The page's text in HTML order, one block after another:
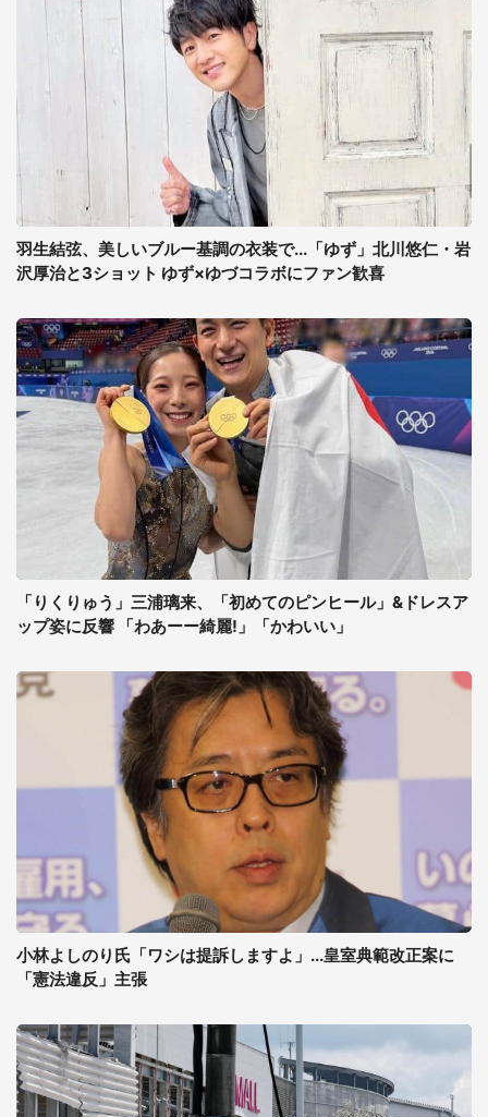
羽生結弦、美しいブルー基調の衣装で...「ゆず」北川悠仁・岩
沢厚治と3ショット ゆず×ゆづコラボにファン歓喜
「りくりゅう」三浦璃来、「初めてのピンヒール」&ドレスア
ップ姿に反響 「わあーー綺麗!」「かわいい」
小林よしのり氏「ワシは提訴しますよ」...皇室典範改正案に
「憲法違反」主張